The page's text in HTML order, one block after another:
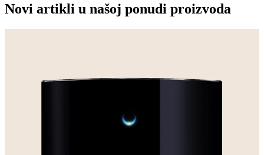
Novi artikli u našoj ponudi proizvoda